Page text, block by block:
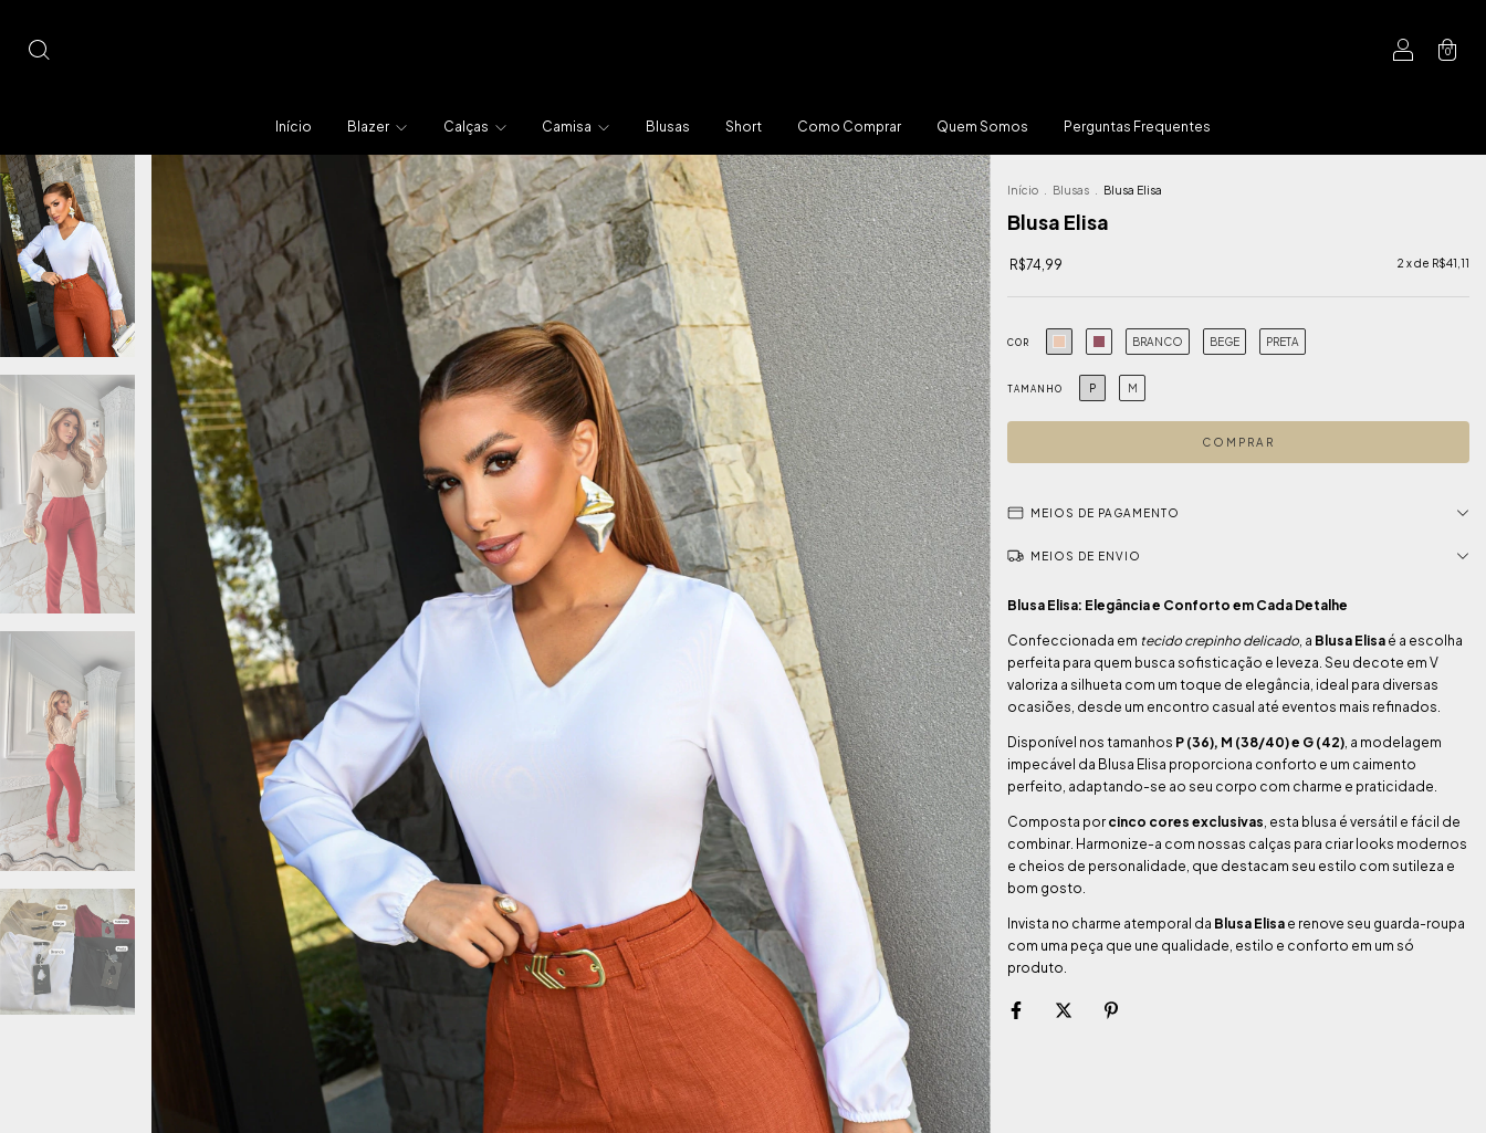
0
Início Blazer Calças Camisa Blusas Short Como Comprar Quem Somos Perguntas Frequentes
Início Blusas Blusa Elisa
Blusa Elisa
R$74,99 2 x de R$41,11
COR BRANCO BEGE PRETA
TAMANHO P M
MEIOS DE PAGAMENTO
MEIOS DE ENVIO
Blusa Elisa: Elegância e Conforto em Cada Detalhe
Confeccionada em tecido crepinho delicado, a Blusa Elisa é a escolha
perfeita para quem busca sofisticação e leveza. Seu decote em V
valoriza a silhueta com um toque de elegância, ideal para diversas
ocasiões, desde um encontro casual até eventos mais refinados.
Disponível nos tamanhos P (36), M (38/40) e G (42), a modelagem
impecável da Blusa Elisa proporciona conforto e um caimento
perfeito, adaptando-se ao seu corpo com charme e praticidade.
Composta por cinco cores exclusivas, esta blusa é versátil e fácil de
combinar. Harmonize-a com nossas calças para criar looks modernos
e cheios de personalidade, que destacam seu estilo com sutileza e
bom gosto.
Invista no charme atemporal da Blusa Elisa e renove seu guarda-roupa
com uma peça que une qualidade, estilo e conforto em um só
produto.